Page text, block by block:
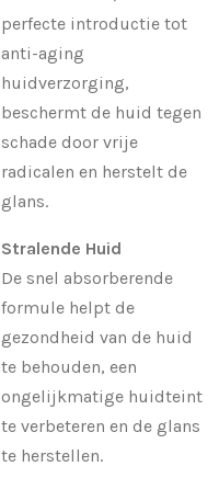
perfecte introductie tot
anti-aging
huidverzorging,
beschermt de huid tegen
schade door vrije
radicalen en herstelt de
glans.
Stralende Huid
De snel absorberende
formule helpt de
gezondheid van de huid
te behouden, een
ongelijkmatige huidteint
te verbeteren en de glans
te herstellen.